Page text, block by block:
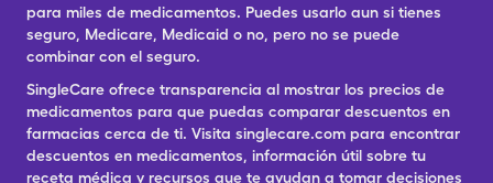
para miles de medicamentos. Puedes usarlo aun si tienes
seguro, Medicare, Medicaid o no, pero no se puede
combinar con el seguro.
SingleCare ofrece transparencia al mostrar los precios de
medicamentos para que puedas comparar descuentos en
farmacias cerca de ti. Visita singlecare.com para encontrar
descuentos en medicamentos, información útil sobre tu
receta médica y recursos que te ayudan a tomar decisiones